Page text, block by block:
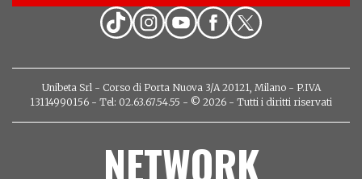
Unibeta Srl - Corso di Porta Nuova 3/A 20121, Milano - P.IVA
13114990156 - Tel: 02.63.67.54.55 - © 2026 - Tutti i diritti riservati
NETWORK